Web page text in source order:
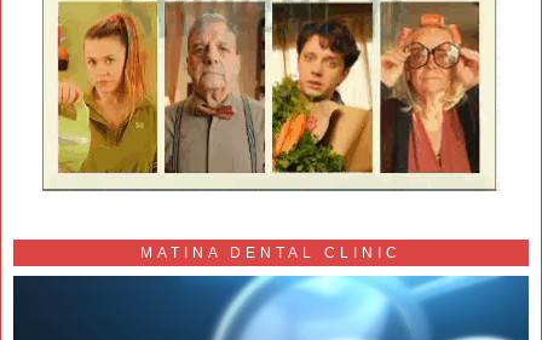
MATINA DENTAL CLINIC